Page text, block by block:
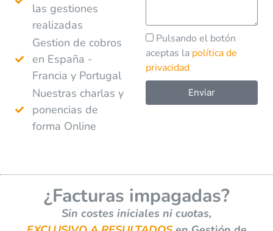
las gestiones
realizadas
Gestion de cobros
en España -
Francia y Portugal
Nuestras charlas y
ponencias de
forma Online
Pulsando el botón
aceptas la política de
privacidad
Enviar
r
n
a
t
¿Facturas impagadas?
Sin costes iniciales ni cuotas,